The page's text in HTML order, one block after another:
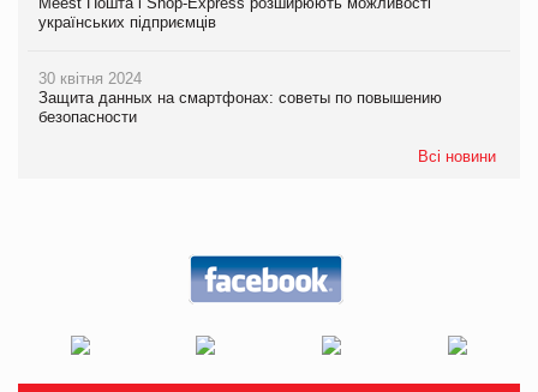
українських підприємців
30 квітня 2024
Защита данных на смартфонах: советы по повышению
безопасности
Всі новини